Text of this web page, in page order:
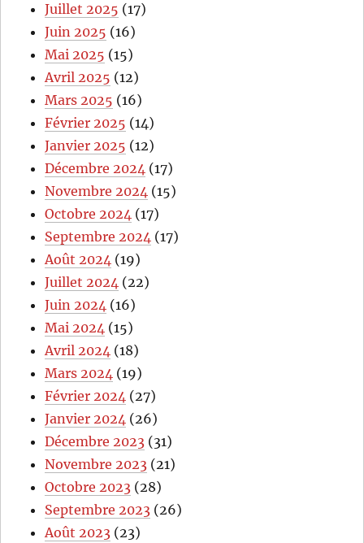
Juillet 2025 (17)
Juin 2025 (16)
Mai 2025 (15)
Avril 2025 (12)
Mars 2025 (16)
Février 2025 (14)
Janvier 2025 (12)
Décembre 2024 (17)
Novembre 2024 (15)
Octobre 2024 (17)
Septembre 2024 (17)
Août 2024 (19)
Juillet 2024 (22)
Juin 2024 (16)
Mai 2024 (15)
Avril 2024 (18)
Mars 2024 (19)
Février 2024 (27)
Janvier 2024 (26)
Décembre 2023 (31)
Novembre 2023 (21)
Octobre 2023 (28)
Septembre 2023 (26)
Août 2023 (23)